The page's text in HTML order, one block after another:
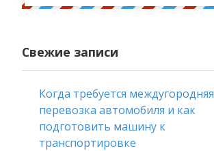
Свежие записи
Когда требуется междугородняя
перевозка автомобиля и как
подготовить машину к
транспортировке